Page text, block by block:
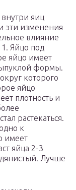
яиц
эти изменения
влияние
Яйцо под
яйцо имеет
формы.
которого
яйцо
плотность и
растекаться.
к
имеет
яйца 2-3
Лучше